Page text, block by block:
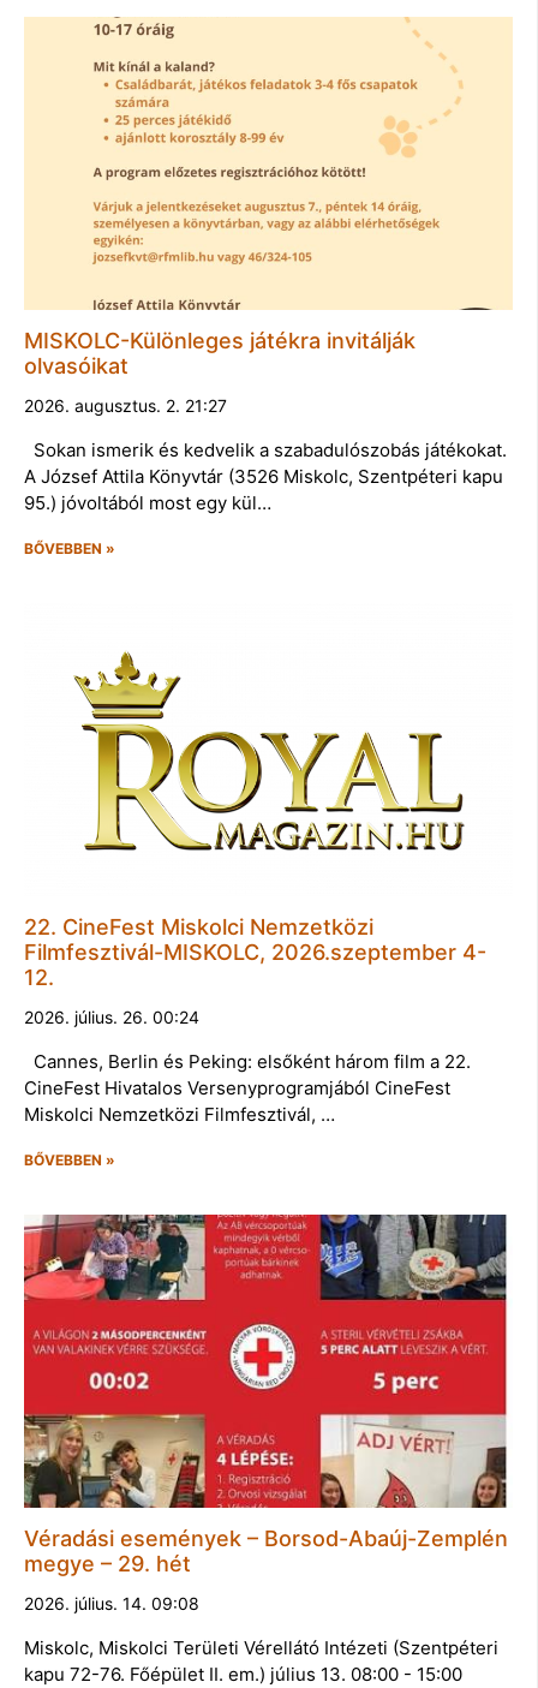
MISKOLC-Különleges játékra invitálják
olvasóikat
2026. augusztus. 2. 21:27
Sokan ismerik és kedvelik a szabadulószobás játékokat.
A József Attila Könyvtár (3526 Miskolc, Szentpéteri kapu
95.) jóvoltából most egy kül…
BŐVEBBEN »
22. CineFest Miskolci Nemzetközi
Filmfesztivál-MISKOLC, 2026.szeptember 4-
12.
2026. július. 26. 00:24
Cannes, Berlin és Peking: elsőként három film a 22.
CineFest Hivatalos Versenyprogramjából CineFest
Miskolci Nemzetközi Filmfesztivál, …
BŐVEBBEN »
Véradási események – Borsod-Abaúj-Zemplén
megye – 29. hét
2026. július. 14. 09:08
Miskolc, Miskolci Területi Vérellátó Intézeti (Szentpéteri
kapu 72-76. Főépület II. em.) július 13. 08:00 - 15:00